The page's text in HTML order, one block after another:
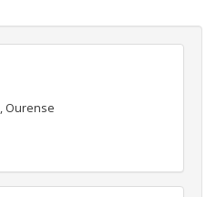
, Ourense